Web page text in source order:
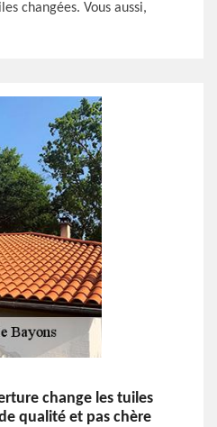
changées. Vous aussi,
change les tuiles
qualité et pas chère